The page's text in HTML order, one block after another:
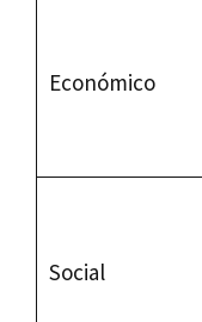
Económico
Social